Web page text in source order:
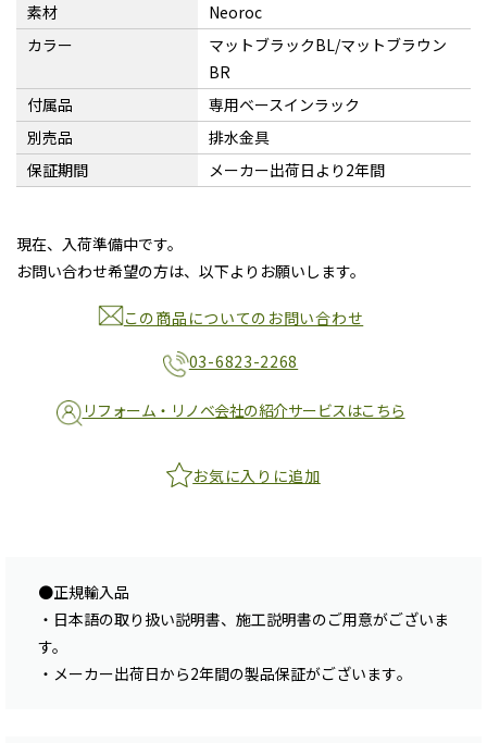
素材
Neoroc
カラー
マットブラックBL/マットブラウン
BR
付属品
専用ベースインラック
別売品
排水金具
保証期間
メーカー出荷日より2年間
現在、入荷準備中です。
お問い合わせ希望の方は、以下よりお願いします。
この商品についてのお問い合わせ
03-6823-2268
リフォーム・リノベ会社の紹介サービスはこちら
お気に入りに追加
●正規輸入品
・日本語の取り扱い説明書、施工説明書のご用意がございま
す。
・メーカー出荷日から2年間の製品保証がございます｡